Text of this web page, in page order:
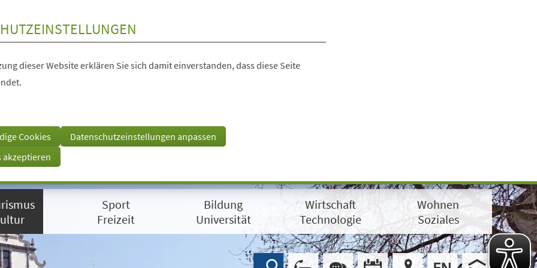
dieser Website erklären Sie sich damit einverstanden, dass diese Seite
Cookies
Datenschutzeinstellungen anpassen
akzeptieren
Sport
Freizeit
Bildung
Universität
Wirtschaft
Technologie
Wohnen
Soziales